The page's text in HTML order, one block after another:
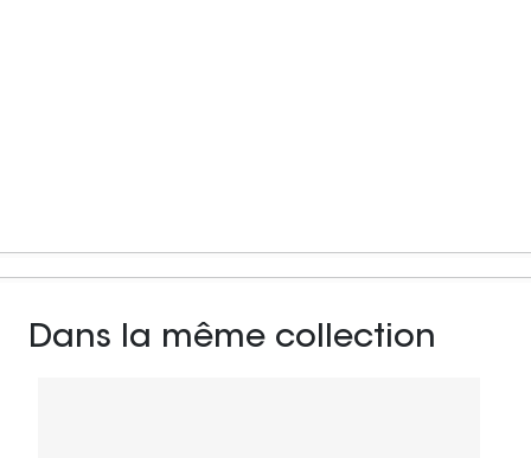
Dans la même collection